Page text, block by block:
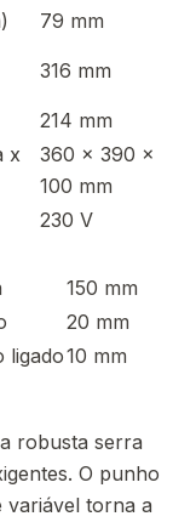
79 mm
316 mm
214 mm
x
360 x 390 x
100 mm
230 V
150 mm
20 mm
ligado10 mm
robusta serra
O punho
variável torna a